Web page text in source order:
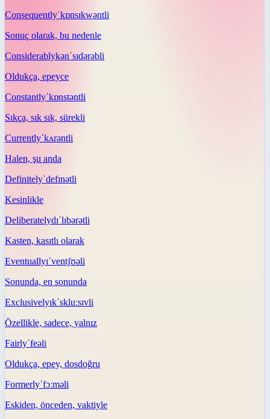
Consequentlyˈkɒnsɪkwəntli
Sonuç olarak, bu nedenle
Considerablykənˈsɪdərəbli
Oldukça, epeyce
Constantlyˈkɒnstəntli
Sıkça, sık sık, sürekli
Currentlyˈkʌrəntli
Halen, şu anda
Definitelyˈdefɪnətli
Kesinlikle
Deliberatelydɪˈlɪbərətli
Kasten, kasıtlı olarak
Eventuallyɪˈventʃʊəli
Sonunda, en sonunda
Exclusivelyɪkˈskluːsɪvli
Özellikle, sadece, yalnız
Fairlyˈfeəli
Oldukça, epey, dosdoğru
Formerlyˈfɔːməli
Eskiden, önceden, vaktiyle